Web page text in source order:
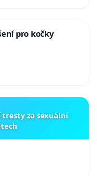
pro kočky
tresty za sexuální